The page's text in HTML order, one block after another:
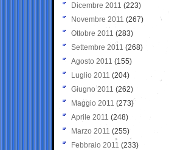
Dicembre 2011 (223)
Novembre 2011 (267)
Ottobre 2011 (283)
Settembre 2011 (268)
Agosto 2011 (155)
Luglio 2011 (204)
Giugno 2011 (262)
Maggio 2011 (273)
Aprile 2011 (248)
Marzo 2011 (255)
Febbraio 2011 (233)